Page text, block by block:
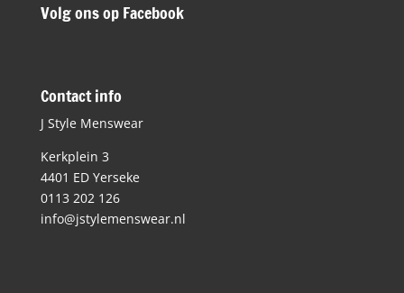
Volg ons op Facebook
Contact info
J Style Menswear
Kerkplein 3
4401 ED Yerseke
0113 202 126
info@jstylemenswear.nl